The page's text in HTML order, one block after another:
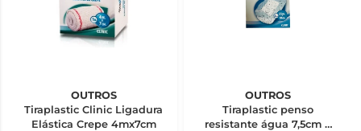
OUTROS
Tiraplastic Clinic Ligadura
Elástica Crepe 4mx7cm
OUTROS
Tiraplastic penso
resistante água 7,5cm x